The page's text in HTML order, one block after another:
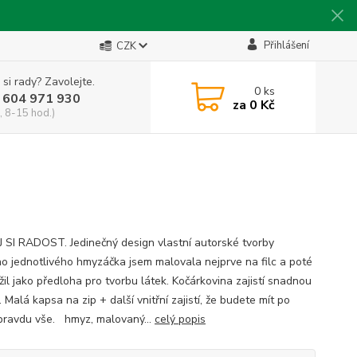
CZK Přihlášení
rady? Zavolejte.
971 930
8-15 hod.)
0ks
za 0 Kč
SI RADOST. Jedinečný design vlastní autorské tvorby
jednotlivého hmyzáčka jsem malovala nejprve na filc a poté
jako předloha pro tvorbu látek. Kočárkovina zajistí snadnou
Malá kapsa na zip + další vnitřní zajistí, že budete mít po
vše. hmyz, malovaný... celý popis